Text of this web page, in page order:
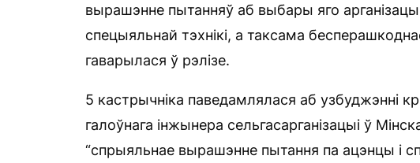
вырашэнне пытанняў аб выбары яго
спецыяльнай тэхнікі, а таксама
гаварылася ў рэлізе.
5 кастрычніка паведамлялася аб узбуджэнні
галоўнага інжынера сельгасарганізацыі ў
“спрыяльнае вырашэнне пытання па ацэнцы і